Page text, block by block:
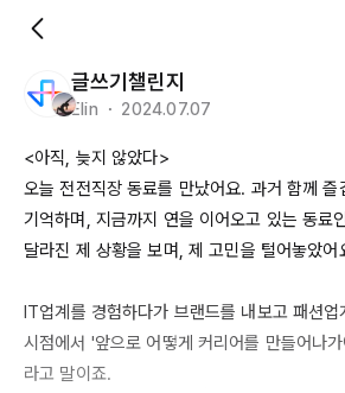
글쓰기챌린지
Elin ・ 2024.07.07
<아직, 늦지 않았다>
오늘 전전직장 동료를 만났어요. 과거 함께 즐
기억하며, 지금까지 연을 이어오고 있는 동료
달라진 제 상황을 보며, 제 고민을 털어놓았어
IT업계를 경험하다가 브랜드를 내보고 패션
시점에서 '앞으로 어떻게 커리어를 만들어나
라고 말이죠.